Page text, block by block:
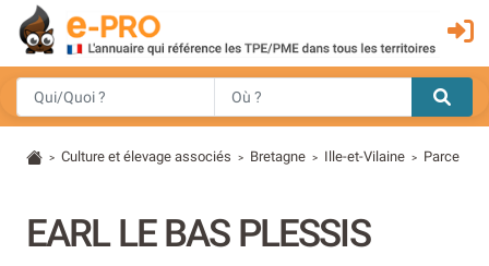
> Culture et élevage associés > Bretagne > Ille-et-Vilaine > Parce
EARL LE BAS PLESSIS